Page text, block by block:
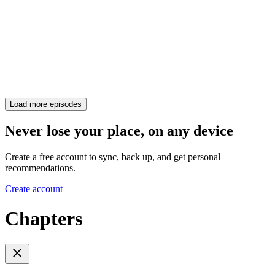
Load more episodes
Never lose your place, on any device
Create a free account to sync, back up, and get personal
recommendations.
Create account
Chapters